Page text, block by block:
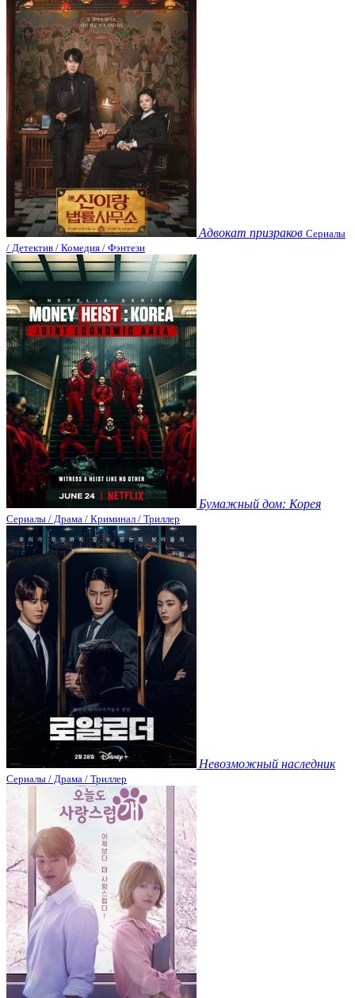
Адвокат призраков Сериалы
/ Детектив / Комедия / Фэнтези
Бумажный дом: Корея
Сериалы / Драма / Криминал / Триллер
Невозможный наследник
Сериалы / Драма / Триллер